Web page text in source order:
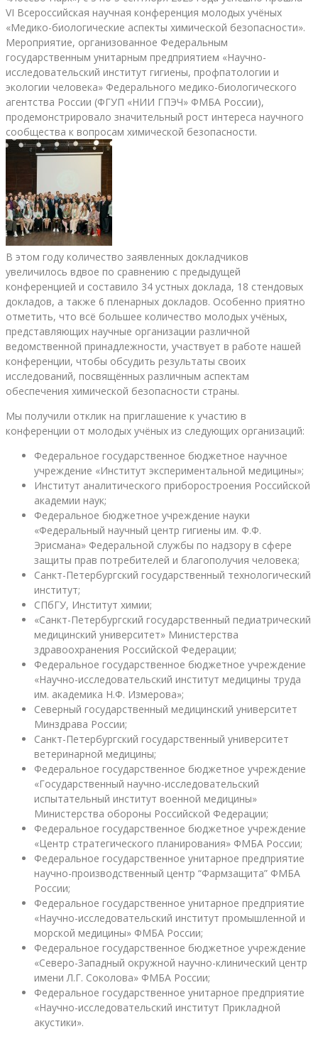
VI Всероссийская научная конференция молодых учёных
«Медико-биологические аспекты химической безопасности».
Мероприятие, организованное Федеральным
государственным унитарным предприятием «Научно-
исследовательский институт гигиены, профпатологии и
экологии человека» Федерального медико-биологического
агентства России (ФГУП «НИИ ГПЭЧ» ФМБА России),
продемонстрировало значительный рост интереса научного
сообщества к вопросам химической безопасности.
В этом году количество заявленных докладчиков
увеличилось вдвое по сравнению с предыдущей
конференцией и составило 34 устных доклада, 18 стендовых
докладов, а также 6 пленарных докладов. Особенно приятно
отметить, что всё большее количество молодых учёных,
представляющих научные организации различной
ведомственной принадлежности, участвует в работе нашей
конференции, чтобы обсудить результаты своих
исследований, посвящённых различным аспектам
обеспечения химической безопасности страны.
Мы получили отклик на приглашение к участию в
конференции от молодых учёных из следующих организаций:
Федеральное государственное бюджетное научное
учреждение «Институт экспериментальной медицины»;
Институт аналитического приборостроения Российской
академии наук;
Федеральное бюджетное учреждение науки
«Федеральный научный центр гигиены им. Ф.Ф.
Эрисмана» Федеральной службы по надзору в сфере
защиты прав потребителей и благополучия человека;
Санкт-Петербургский государственный технологический
институт;
СПбГУ, Институт химии;
«Санкт-Петербургский государственный педиатрический
медицинский университет» Министерства
здравоохранения Российской Федерации;
Федеральное государственное бюджетное учреждение
«Научно-исследовательский институт медицины труда
им. академика Н.Ф. Измерова»;
Северный государственный медицинский университет
Минздрава России;
Санкт-Петербургский государственный университет
ветеринарной медицины;
Федеральное государственное бюджетное учреждение
«Государственный научно-исследовательский
испытательный институт военной медицины»
Министерства обороны Российской Федерации;
Федеральное государственное бюджетное учреждение
«Центр стратегического планирования» ФМБА России;
Федеральное государственное унитарное предприятие
научно-производственный центр “Фармзащита” ФМБА
России;
Федеральное государственное унитарное предприятие
«Научно-исследовательский институт промышленной и
морской медицины» ФМБА России;
Федеральное государственное бюджетное учреждение
«Северо-Западный окружной научно-клинический центр
имени Л.Г. Соколова» ФМБА России;
Федеральное государственное унитарное предприятие
«Научно-исследовательский институт Прикладной
акустики».